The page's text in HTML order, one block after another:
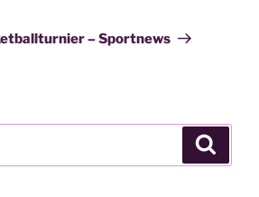
– Sportnews